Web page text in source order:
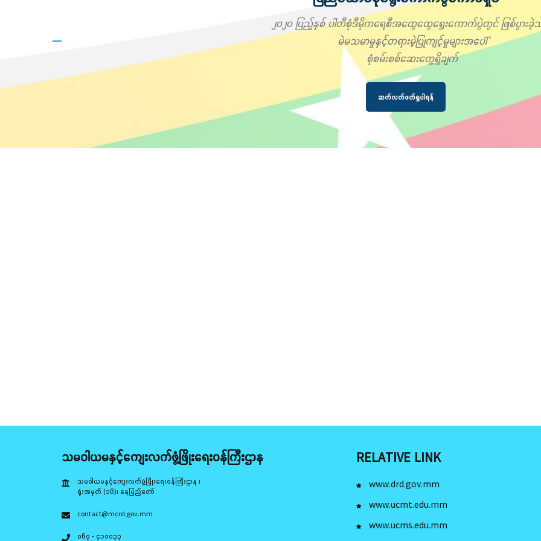
၂၀၂၀ ပြည့်နှစ် ပါတီစုံဒီမိုကရေစီအထွေထွေရွေးကောက်ပွဲတွင် ဖြစ်ပွား
မဲမသမာမှုနှင့်တရားမဲ့ပြုကျင့်မှုများအပေါ်
စုံစမ်းစစ်ဆေးတွေ့ရှိချက်
ဆက်လက်ဖတ်ရှုပါရန်
သမဝါယမနှင့်ကျေးလက်ဖွံ့ဖြိုးရေးဝန်ကြီးဌာန
သမဝါယမနှင့်ကျေးလက်ဖွံ့ဖြိုးရေးဝန်ကြီးဌာန ၊
ရုံးအမှတ် (၁၆)၊ နေပြည်တော်
contact@mcrd.gov.mm
၀၆၇ - ၄၁၀၀၃၃
RELATIVE LINK
www.drd.gov.mm
www.ucmt.edu.mm
www.ucms.edu.mm